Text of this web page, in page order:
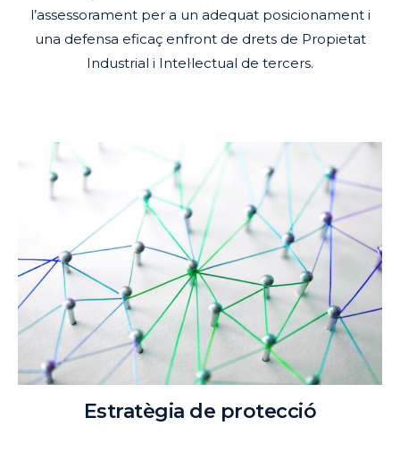
l’assessorament per a un adequat posicionament i
una defensa eficaç enfront de drets de Propietat
Industrial i Intel·lectual de tercers.
Estratègia de protecció